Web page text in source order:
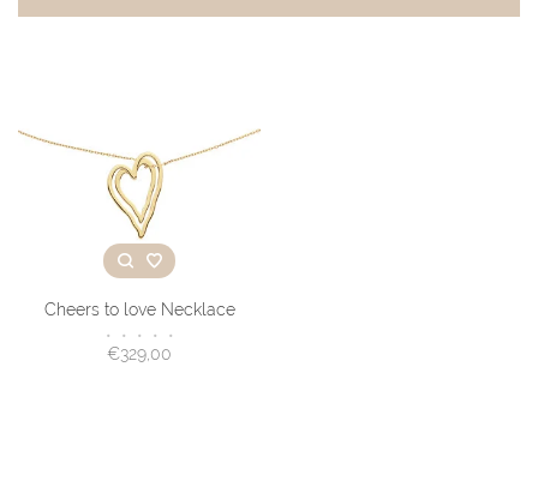
Cheers to love Necklace
• • • • •
€329,00